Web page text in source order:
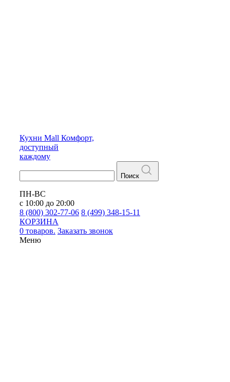
Кухни Mall Комфорт,
доступный
каждому
Поиск
ПН-ВС
с 10:00 до 20:00
8 (800) 302-77-06 8 (499) 348-15-11
КОРЗИНА
0 товаров. Заказать звонок
Меню